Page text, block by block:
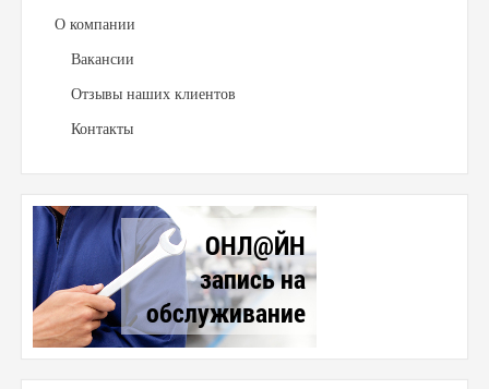
О компании
Вакансии
Отзывы наших клиентов
Контакты